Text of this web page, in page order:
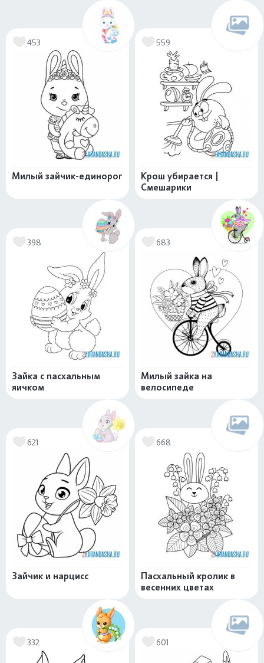
453
Милый зайчик-единорог
559
Крош убирается |
Смешарики
398
Зайка с пасхальным
яичком
683
Милый зайка на
велосипеде
621
Зайчик и нарцисс
668
Пасхальный кролик в
весенних цветах
332 601